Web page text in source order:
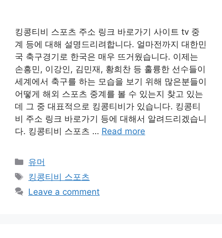
킹콩티비 스포츠 주소 링크 바로가기 사이트 tv 중
계 등에 대해 설명드리려합니다. 얼마전까지 대한민
국 축구경기로 한국은 매우 뜨거웠습니다. 이제는
손흥민, 이강인, 김민재, 황희찬 등 훌륭한 선수들이
세계에서 축구를 하는 모습을 보기 위해 많은분들이
어떻게 해외 스포츠 중계를 볼 수 있는지 찾고 있는
데 그 중 대표적으로 킹콩티비가 있습니다. 킹콩티
비 주소 링크 바로가기 등에 대해서 알려드리겠습니
다. 킹콩티비 스포츠 … Read more
Categories
유머
Tags
킹콩티비 스포츠
Leave a comment